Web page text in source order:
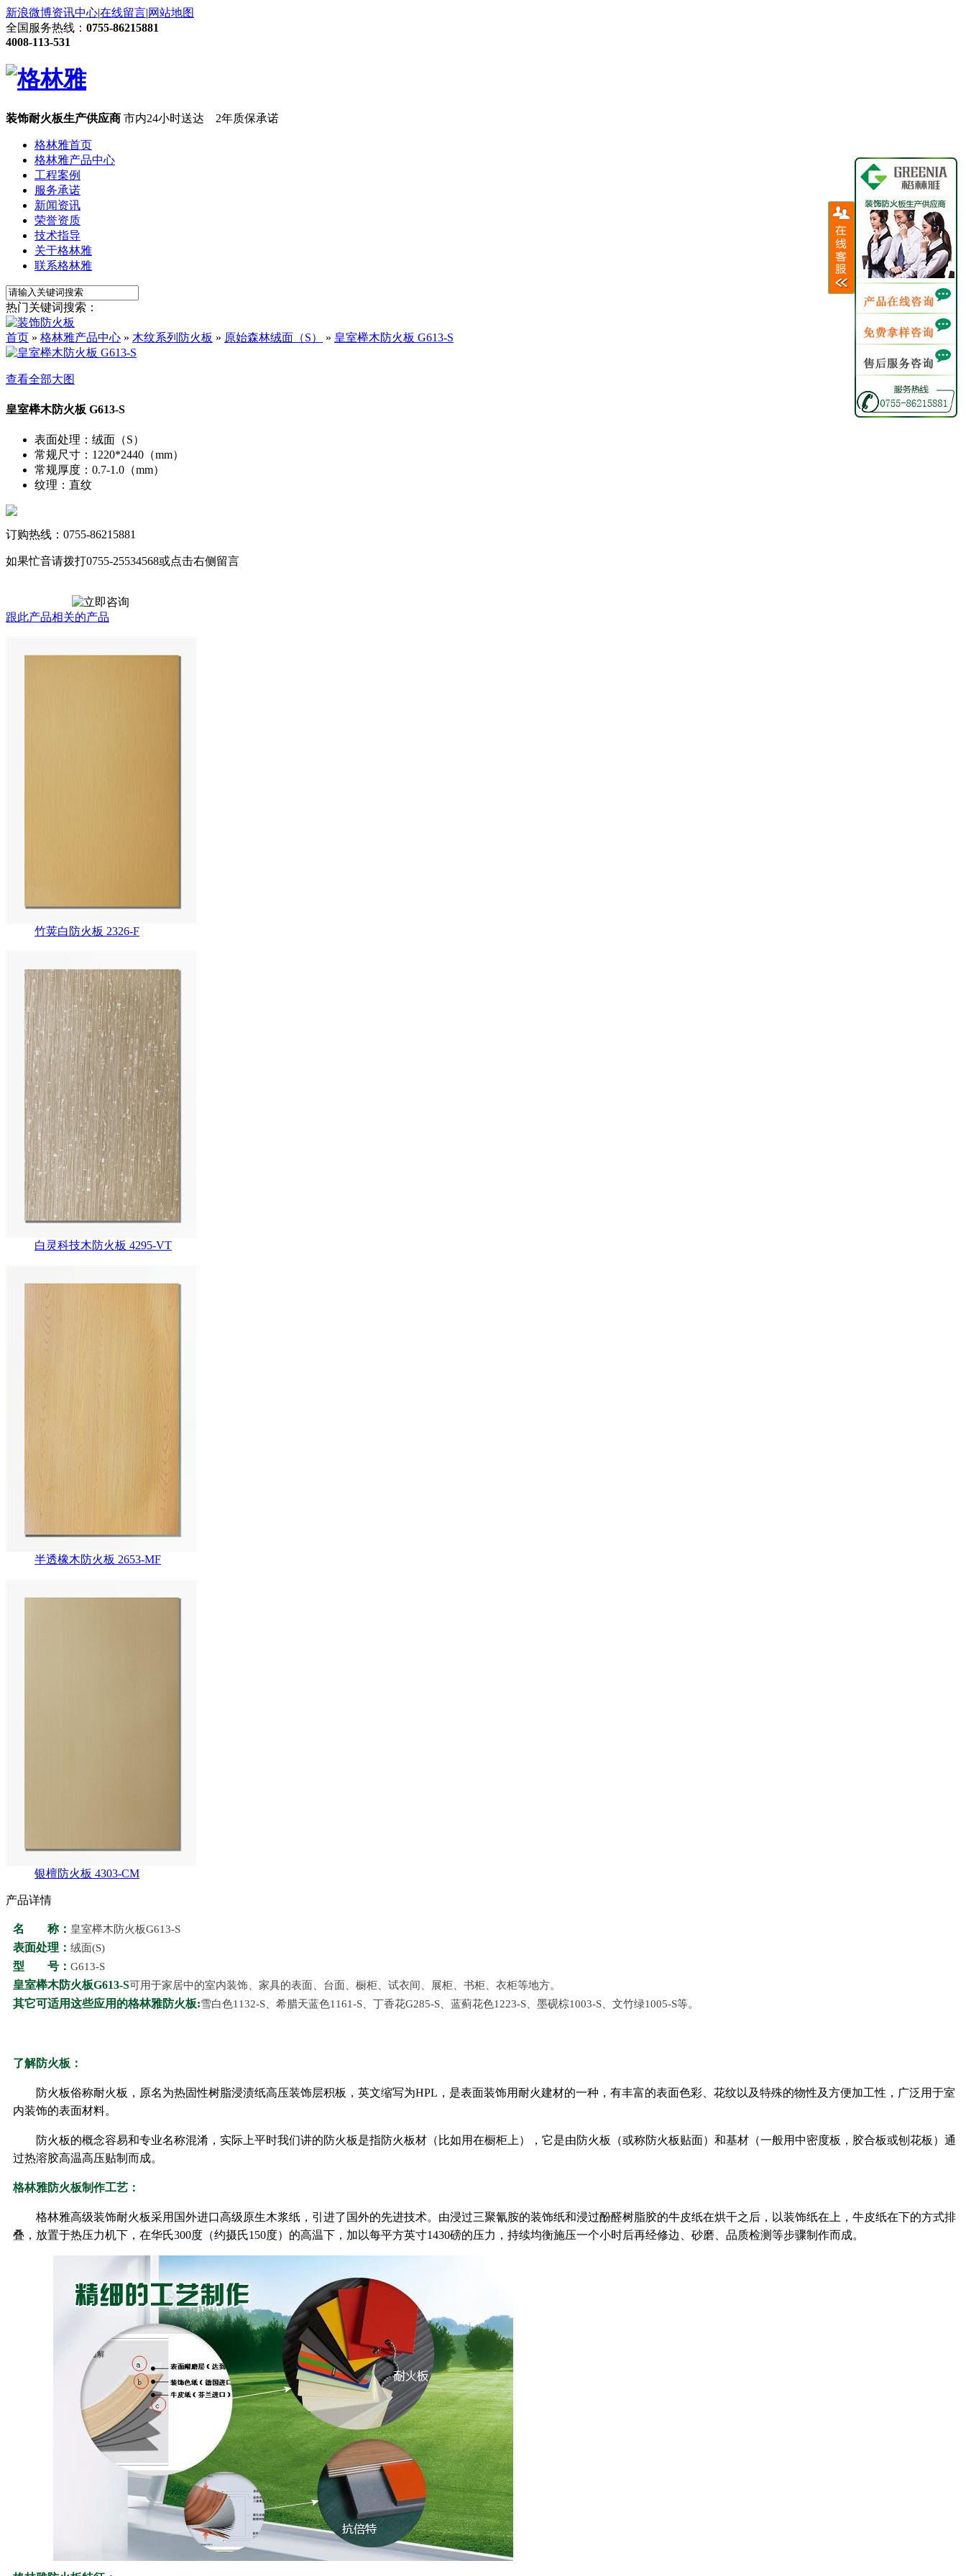
新浪微博资讯中心|在线留言|网站地图
全国服务热线： 0755-86215881
4008-113-531
装饰耐火板生产供应商 市内24小时送达 2年质保承诺
格林雅首页
格林雅产品中心
工程案例
服务承诺
新闻资讯
荣誉资质
技术指导
关于格林雅
联系格林雅
热门关键词搜索：
首页 » 格林雅产品中心 » 木纹系列防火板 » 原始森林绒面（S） » 皇室榉木防火板 G613-S
查看全部大图
皇室榉木防火板 G613-S
表面处理 ： 绒面（S）
常规尺寸 ： 1220*2440（mm）
常规厚度 ： 0.7-1.0（mm）
纹理 ： 直纹
订购热线：0755-86215881
如果忙音请拨打0755-25534568或点击右侧留言
跟此产品相关的产品
竹荚白防火板 2326-F
白灵科技木防火板 4295-VT
半透橡木防火板 2653-MF
银檀防火板 4303-CM
产品详情
名 称： 皇室榉木防火板G613-S
表面处理： 绒面(S)
型 号： G613-S
皇室榉木防火板G613-S可用于家居中的室内装饰、家具的表面、台面、橱柜、试衣间、展柜、书柜、衣柜等地方。
其它可适用这些应用的格林雅防火板:雪白色1132-S、希腊天蓝色1161-S、丁香花G285-S、蓝蓟花色1223-S、墨砚棕1003-S、文竹绿1005-S等。
了解防火板：
防火板俗称耐火板，原名为热固性树脂浸渍纸高压装饰层积板，英文缩写为HPL，是表面装饰用耐火建材的一种，有丰富的表面色彩、花纹以及特殊的物性及方便加工性，广泛用于室
内装饰的表面材料。
防火板的概念容易和专业名称混淆，实际上平时我们讲的防火板是指防火板材（比如用在橱柜上），它是由防火板（或称防火板贴面）和基材（一般用中密度板，胶合板或刨花板）通
过热溶胶高温高压贴制而成。
格林雅防火板制作工艺：
格林雅高级装饰耐火板采用国外进口高级原生木浆纸，引进了国外的先进技术。由浸过三聚氰胺的装饰纸和浸过酚醛树脂胶的牛皮纸在烘干之后，以装饰纸在上，牛皮纸在下的方式排
叠，放置于热压力机下，在华氏300度（约摄氏150度）的高温下，加以每平方英寸1430磅的压力，持续均衡施压一个小时后再经修边、砂磨、品质检测等步骤制作而成。